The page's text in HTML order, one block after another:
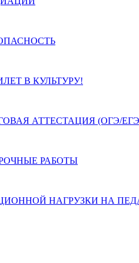
В КУЛЬТУРУ!
АТТЕСТАЦИЯ (ОГЭ/
РАБОТЫ
НАГРУЗКИ НА